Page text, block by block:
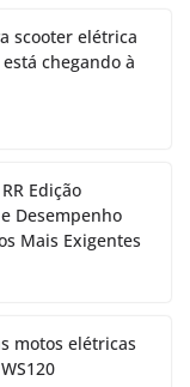
scooter elétrica
chegando à
Edição
Desempenho
Mais Exigentes
motos elétricas